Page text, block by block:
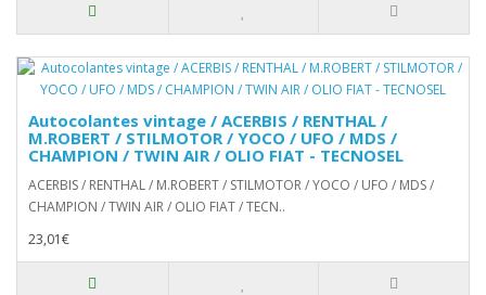
Autocolantes vintage / ACERBIS / RENTHAL /
M.ROBERT / STILMOTOR / YOCO / UFO / MDS /
CHAMPION / TWIN AIR / OLIO FIAT - TECNOSEL
ACERBIS / RENTHAL / M.ROBERT / STILMOTOR / YOCO / UFO / MDS /
CHAMPION / TWIN AIR / OLIO FIAT / TECN..
23,01€